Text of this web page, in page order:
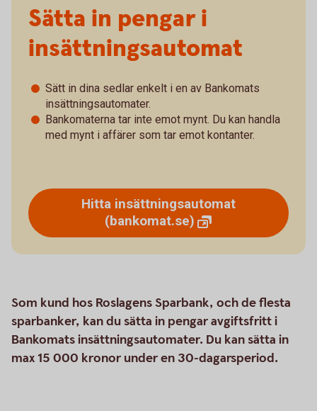
Sätta in pengar i
insättningsautomat
Sätt in dina sedlar enkelt i en av Bankomats
insättningsautomater.
Bankomaterna tar inte emot mynt. Du kan handla
med mynt i affärer som tar emot kontanter.
Hitta insättningsautomat
(bankomat.se)
Som kund hos Roslagens Sparbank, och de flesta
sparbanker, kan du sätta in pengar avgiftsfritt i
Bankomats insättningsautomater. Du kan sätta in
max 15 000 kronor under en 30-dagarsperiod.